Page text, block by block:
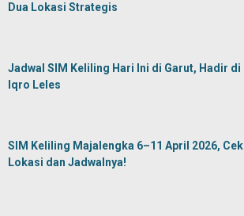
Dua Lokasi Strategis
Jadwal SIM Keliling Hari Ini di Garut, Hadir di
Iqro Leles
SIM Keliling Majalengka 6–11 April 2026, Cek
Lokasi dan Jadwalnya!